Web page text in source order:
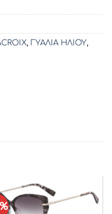
, ΓΥΑΛΙΑ ΗΛΙΟΥ,